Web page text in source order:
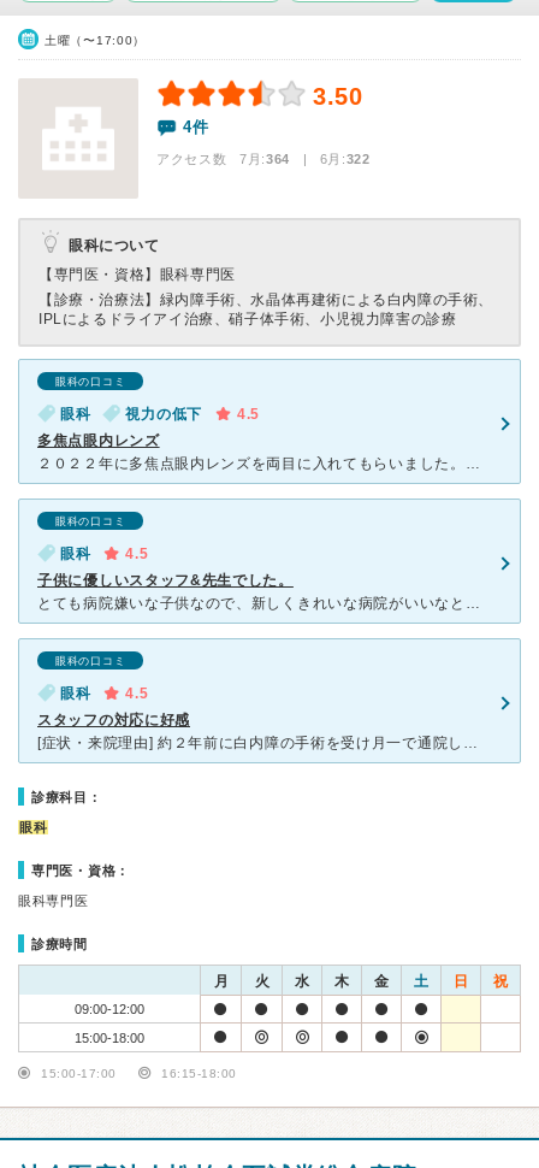
土曜（〜17:00）
3.50
4件
アクセス数 7月:364 | 6月:322
眼科について
【専門医・資格】 眼科専門医
【診療・治療法】 緑内障手術、水晶体再建術による白内障の手術、
IPLによるドライアイ治療、硝子体手術、小児視力障害の診療
眼科の口コミ
眼科 視力の低下
4.5
多焦点眼内レンズ
２０２２年に多焦点眼内レンズを両目に入れてもらいました。遠くも近くもよく見えて快適です。説明にあった夜の運転の眩しさも特に問題ありませんでした。 午前の診察はとても混んでいるので対策して欲しいです。
眼科の口コミ
眼科
4.5
子供に優しいスタッフ&先生でした。
とても病院嫌いな子供なので、新しくきれいな病院がいいなと思い、こちらの病院へ受診しました。 今風なデザインの病院で、外から見ればカフェかと思うようなガラス張りの眼科です。 待合室も椅子がきれいにお
眼科の口コミ
眼科
4.5
スタッフの対応に好感
[症状・来院理由] 約２年前に白内障の手術を受け月一で通院しています。 [医師の診断・治療法] 視力検査、眼圧検査の結果は良好で目の状態も問題なしです。 [感想・費用・待ち時間・看護師などスタ
診療科目：
眼科
専門医・資格：
眼科専門医
診療時間
月 火 水 木 金 土 日 祝
09:00-12:00
15:00-18:00
15:00-17:00 16:15-18:00